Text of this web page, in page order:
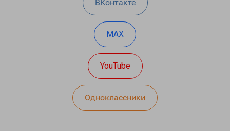
ВКонтакте
MAX
YouTube
Одноклассники